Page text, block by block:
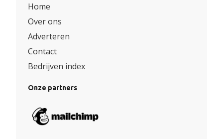
Home
Over ons
Adverteren
Contact
Bedrijven index
Onze partners